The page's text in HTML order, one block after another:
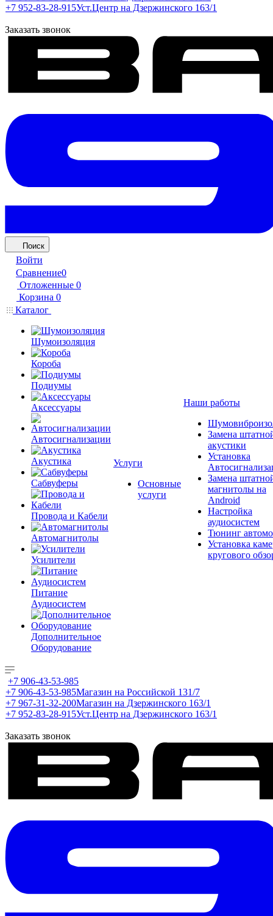
+7 952-83-28-915Уст.Центр на Дзержинского 163/1
Заказать звонок
Поиск
Войти
Сравнение0
Отложенные 0
Корзина 0
Каталог
Шумоизоляция
Короба
Подиумы
Аксессуары
Автосигнализации
Акустика
Сабвуферы
Провода и Кабели
Автомагнитолы
Усилители
Питание
Аудиосистем
Дополнительное
Оборудование
Услуги
Основные
услуги
Наши работы
Замена
акустики
Установка
Замена
магнитолы на
Android
Настройка
аудиосистем
Тюнинг
Установка
кругового
+7 906-43-53-985
+7 906-43-53-985Магазин на Российской 131/7
+7 967-31-32-200Магазин на Дзержинского 163/1
+7 952-83-28-915Уст.Центр на Дзержинского 163/1
Заказать звонок